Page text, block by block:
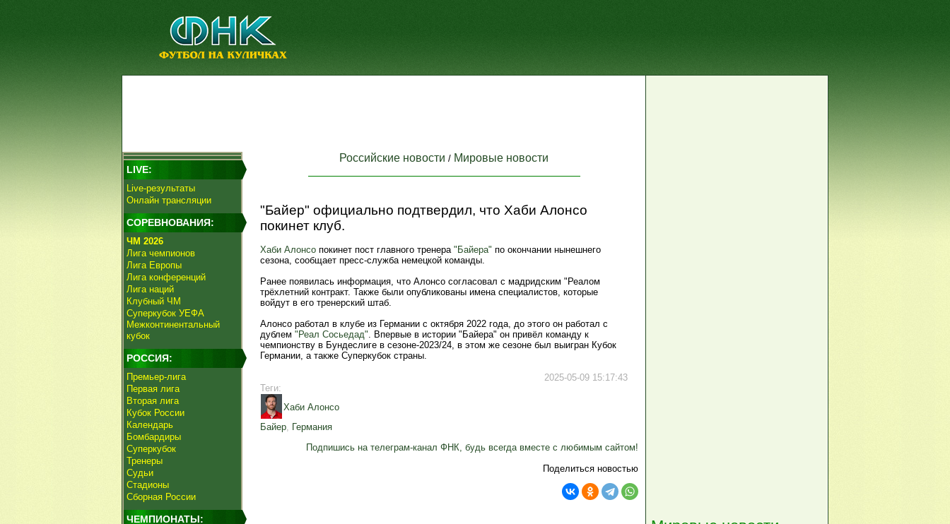
LIVE:
Live-результаты
Онлайн трансляции
СОРЕВНОВАНИЯ:
ЧМ 2026
Лига чемпионов
Лига Европы
Лига конференций
Лига наций
Клубный ЧМ
Суперкубок УЕФА
Межконтинентальный
кубок
РОССИЯ:
Премьер-лига
Первая лига
Вторая лига
Кубок России
Календарь
Бомбардиры
Суперкубок
Тренеры
Судьи
Стадионы
Сборная России
ЧЕМПИОНАТЫ:
Российские новости / Мировые новости
"Байер" официально подтвердил, что Хаби Алонсо
покинет клуб.
Хаби Алонсо покинет пост главного тренера "Байера" по окончании нынешнего
сезона, сообщает пресс-служба немецкой команды.
Ранее появилась информация, что Алонсо согласовал с мадридским "Реалом
трёхлетний контракт. Также были опубликованы имена специалистов, которые
войдут в его тренерский штаб.
Алонсо работал в клубе из Германии с октября 2022 года, до этого он работал с
дублем "Реал Сосьедад". Впервые в истории "Байера" он привёл команду к
чемпионству в Бундеслиге в сезоне-2023/24, в этом же сезоне был выигран Кубок
Германии, а также Суперкубок страны.
2025-05-09 15:17:43
Теги:
Хаби Алонсо
Байер, Германия
Подпишись на телеграм-канал ФНК, будь всегда вместе с любимым сайтом!
Поделиться новостью